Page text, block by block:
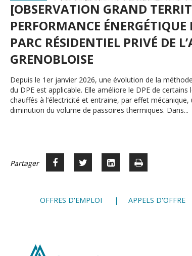
[OBSERVATION GRAND
PERFORMANCE ÉNERGÉTIQUE
PARC RÉSIDENTIEL PRIVÉ DE
GRENOBLOISE
Depuis le 1er janvier 2026, une évolution de la
du DPE est applicable. Elle améliore le DPE de certains
chauffés à l’électricité et entraine, par effet mécanique,
diminution du volume de passoires thermiques. Dans...
Partager Partager
Facebook
Partager
Twitter
Voir
LinkedIn
Imprimer
OFFRES D'EMPLOI APPELS D'OFFRE